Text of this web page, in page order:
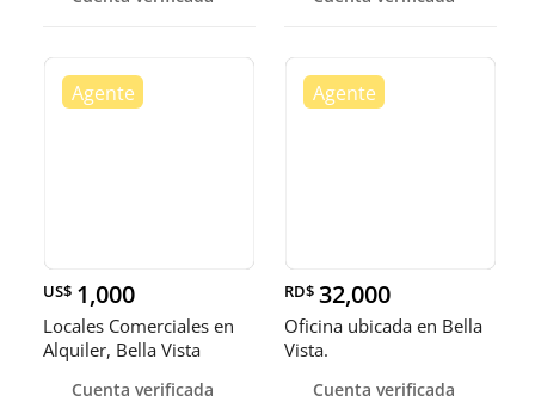
US$ 1,000
Locales Comerciales en
Alquiler, Bella Vista
Cuenta verificada
RD$ 32,000
Oficina ubicada en Bella
Vista.
Cuenta verificada